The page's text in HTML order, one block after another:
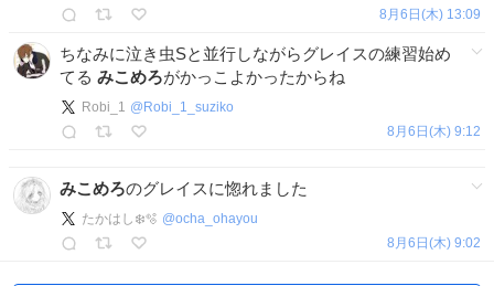
8月6日(木) 13:09
ちなみに泣き虫Sと並行しながらグレイスの練習始め
てる みこめろがかっこよかったからね
Robi_1 @ Robi_1_suziko
8月6日(木) 9:12
みこめろのグレイスに惚れました
たかはし❄️🫧 @ocha_ohayou
8月6日(木) 9:02